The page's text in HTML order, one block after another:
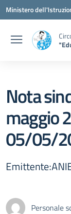
Vai ai contenuti
Vai al menu di
Vai al footer
Ministero
Nota
maggio
05/05/
Personale